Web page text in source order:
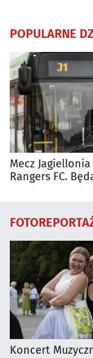
POPULARNE
Mecz
Rangers FC.
Koncert